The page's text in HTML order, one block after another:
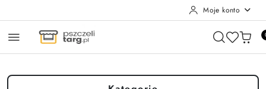
Moje konto